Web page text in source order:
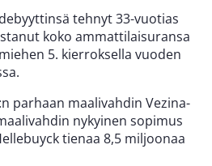
tehnyt 33-vuotias
koko ammattilaisuransa
5. kierroksella vuoden
parhaan maalivahdin Vezina-
nykyinen sopimus
tienaa 8,5 miljoonaa